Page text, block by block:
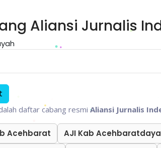
Aliansi Jurnalis
daftar cabang resmi Aliansi Jurnalis
Acehbarat AJI Kab Acehbaratdaya